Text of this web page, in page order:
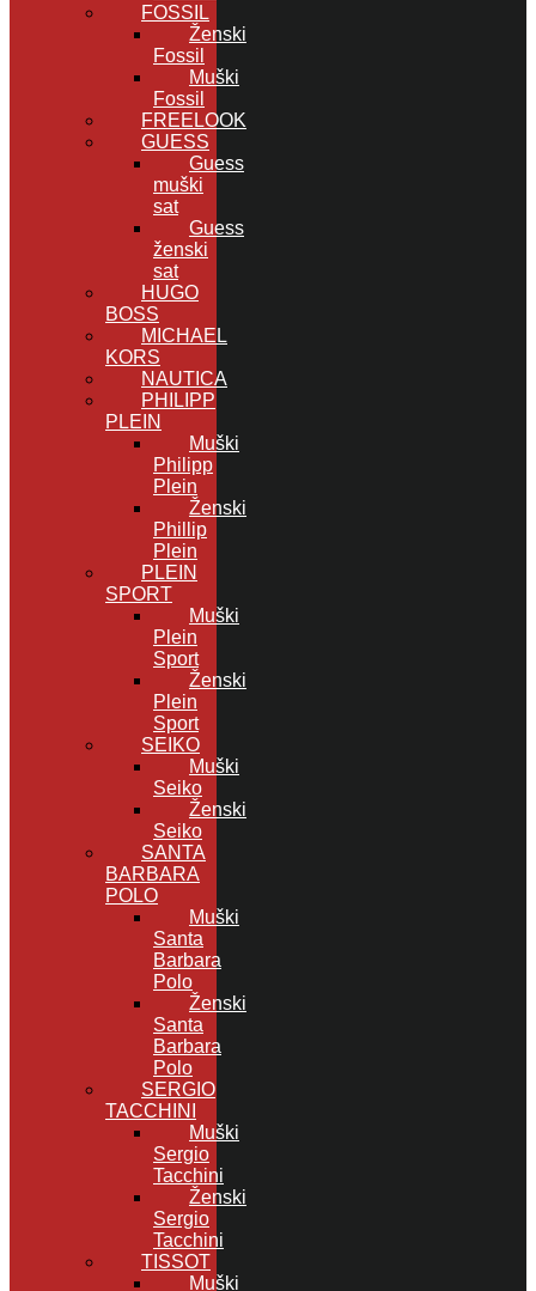
FOSSIL
Ženski
Fossil
Muški
Fossil
FREELOOK
GUESS
Guess
muški
sat
Guess
ženski
sat
HUGO
BOSS
MICHAEL
KORS
NAUTICA
PHILIPP
PLEIN
Muški
Philipp
Plein
Ženski
Phillip
Plein
PLEIN
SPORT
Muški
Plein
Sport
Ženski
Plein
Sport
SEIKO
Muški
Seiko
Ženski
Seiko
SANTA
BARBARA
POLO
Muški
Santa
Barbara
Polo
Ženski
Santa
Barbara
Polo
SERGIO
TACCHINI
Muški
Sergio
Tacchini
Ženski
Sergio
Tacchini
TISSOT
Muški